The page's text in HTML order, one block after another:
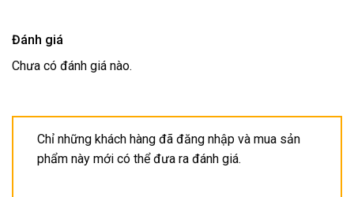
Đánh giá
Chưa có đánh giá nào.
Chỉ những khách hàng đã đăng nhập và mua sản
phẩm này mới có thể đưa ra đánh giá.